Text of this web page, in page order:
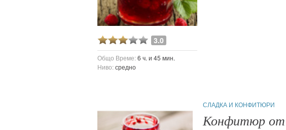
3.0
Общо Време:6 ч. и 45 мин.
Ниво:средно
СЛАДКА И КОНФИТЮРИ
Конфитюр от